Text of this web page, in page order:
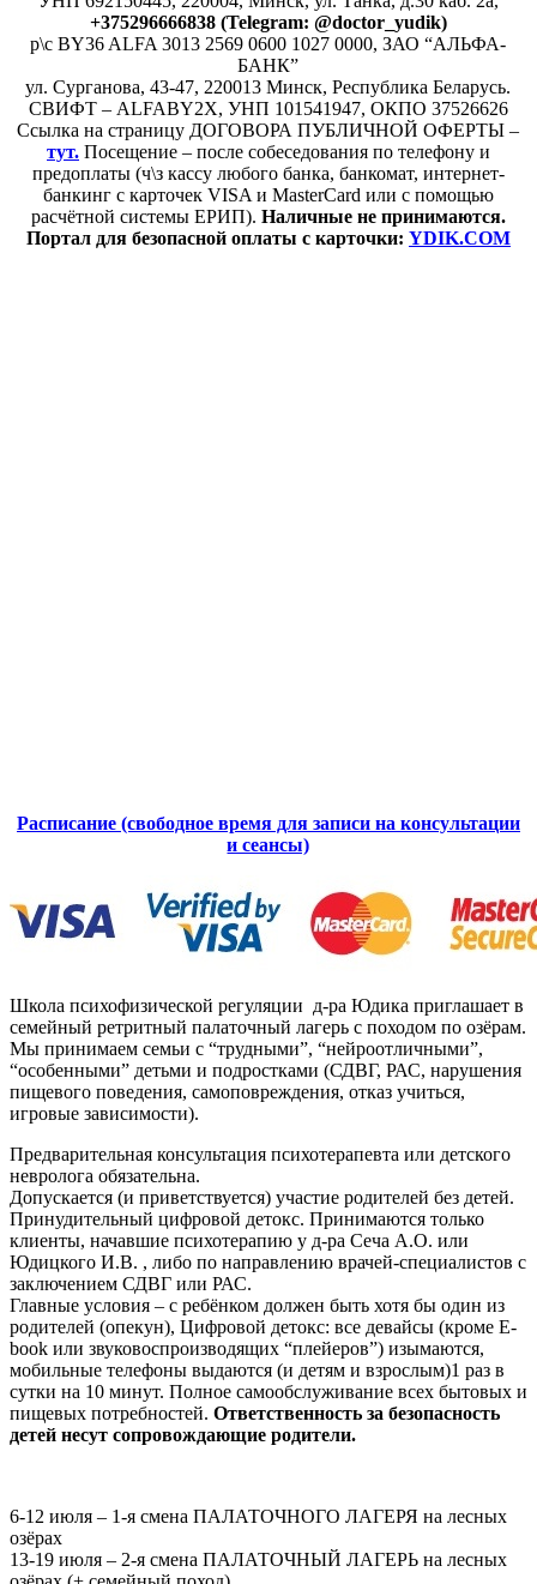
+375296666838 (Telegram: @doctor_yudik)
р\с BY36 ALFA 3013 2569 0600 1027 0000, ЗАО “АЛЬФА-
БАНК”
ул. Сурганова, 43-47, 220013 Минск, Республика Беларусь.
СВИФТ – ALFABY2X, УНП 101541947, ОКПО 37526626
Ссылка на страницу ДОГОВОРА ПУБЛИЧНОЙ ОФЕРТЫ –
тут. Посещение – после собеседования по телефону и
предоплаты (ч\з кассу любого банка, банкомат, интернет-
банкинг с карточек VISA и MasterCard или с помощью
расчётной системы ЕРИП). Наличные не принимаются.
Портал для безопасной оплаты с карточки: YDIK.COM
Расписание (свободное время для записи на консультации
и сеансы)
Школа психофизической регуляции д-ра Юдика приглашает в
семейный ретритный палаточный лагерь с походом по озёрам.
Мы принимаем семьи с “трудными”, “нейроотличными”,
“особенными” детьми и подростками (СДВГ, РАС, нарушения
пищевого поведения, самоповреждения, отказ учиться,
игровые зависимости).
Предварительная консультация психотерапевта или детского
невролога обязательна.
Допускается (и приветствуется) участие родителей без детей.
Принудительный цифровой детокс. Принимаются только
клиенты, начавшие психотерапию у д-ра Сеча А.О. или
Юдицкого И.В. , либо по направлению врачей-специалистов с
заключением СДВГ или РАС.
Главные условия – с ребёнком должен быть хотя бы один из
родителей (опекун), Цифровой детокс: все девайсы (кроме Е-
book или звуковоспроизводящих “плейеров”) изымаются,
мобильные телефоны выдаются (и детям и взрослым)1 раз в
сутки на 10 минут. Полное самообслуживание всех бытовых и
пищевых потребностей. Ответственность за безопасность
детей несут сопровождающие родители.
6-12 июля – 1-я смена ПАЛАТОЧНОГО ЛАГЕРЯ на лесных
озёрах
13-19 июля – 2-я смена ПАЛАТОЧНЫЙ ЛАГЕРЬ на лесных